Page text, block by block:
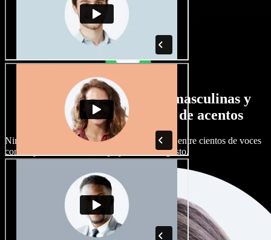
Gran selección de voces masculinas y
femeninas con todo tipo de acentos
Ningún proyecto tiene que sonar igual. Elige entre cientos de voces
con IA y acentos distintos, y ajústalas a tu gusto.